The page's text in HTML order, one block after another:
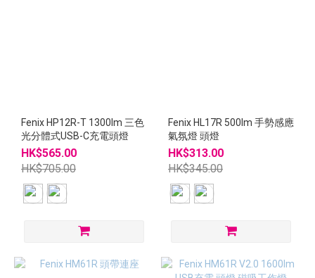
Fenix HP12R-T 1300lm 三色
光分體式USB-C充電頭燈
HK$565.00
HK$705.00
Fenix HL17R 500lm 手勢感應
氣氛燈 頭燈
HK$313.00
HK$345.00